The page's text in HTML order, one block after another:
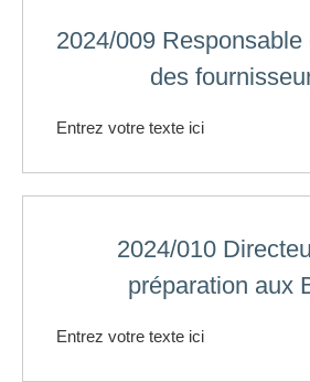
2024/009
des
Entrez votre texte ici
2024/010
préparation aux
Entrez votre texte ici